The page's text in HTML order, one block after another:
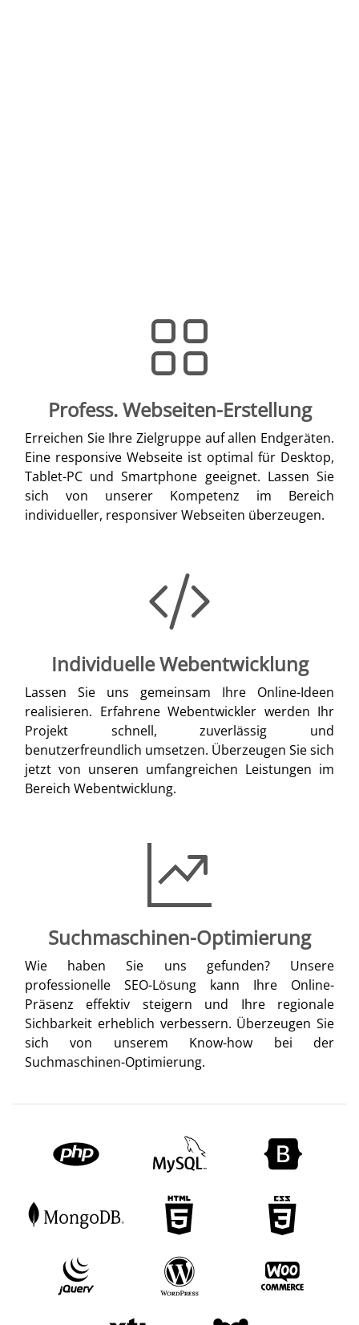
Profess. Webseiten-Erstellung
Erreichen Sie Ihre Zielgruppe auf allen Endgeräten.
Eine responsive Webseite ist optimal für Desktop,
Tablet-PC und Smartphone geeignet. Lassen Sie
sich von unserer Kompetenz im Bereich
individueller, responsiver Webseiten überzeugen.
Individuelle Webentwicklung
Lassen Sie uns gemeinsam Ihre Online-Ideen
realisieren. Erfahrene Webentwickler werden Ihr
Projekt schnell, zuverlässig und
benutzerfreundlich umsetzen. Überzeugen Sie sich
jetzt von unseren umfangreichen Leistungen im
Bereich Webentwicklung.
Suchmaschinen-Optimierung
Wie haben Sie uns gefunden? Unsere
professionelle SEO-Lösung kann Ihre Online-
Präsenz effektiv steigern und Ihre regionale
Sichbarkeit erheblich verbessern. Überzeugen Sie
sich von unserem Know-how bei der
Suchmaschinen-Optimierung.